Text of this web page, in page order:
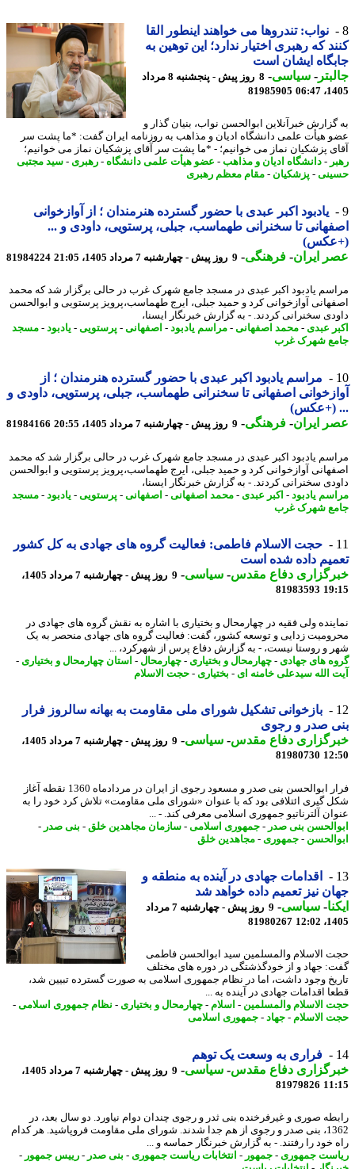
نواب: تندروها می خواهند اینطور القا
که رهبری اختیار ندارد؛ این توهین به
ایشان است
-سیاسی-
8 روز پیش - پنجشنبه 8 مرداد
81985905
خبرآنلاین ابوالحسن نواب، بنیان گذار و
هیأت علمی دانشگاه ادیان و مذاهب به روزنامه ایران گفت: *ما پشت سر
پزشکیان نماز می خوانیم؛ - *ما پشت سر آقای پزشکیان نماز می خوانیم؛
-دانشگاه ادیان و مذاهب -عضو هیأت علمی دانشگاه-رهبری- سید مجتبی
-پزشکیان-مقام معظم رهبری
یادبود اکبر عبدی با حضور گسترده هنرمندان ؛ از آوازخوانی
تا سخنرانی طهماسب، جبلی، پرستویی، داودی و ...
ایران- فرهنگی-9 روز پیش - چهارشنبه 7 مرداد 1405، 21:05 81984224
یادبود اکبر عبدی در مسجد جامع شهرک غرب در حالی برگزار شد که محمد
آوازخوانی کرد و حمید جبلی، ایرج طهماسب،پرویز پرستویی و ابوالحسن
سخنرانی کردند. - به گزارش خبرنگار ایسنا،
عبدی-محمد اصفهانی-مراسم یادبود-اصفهانی-پرستویی-یادبود-مسجد
شهرک غرب
مراسم یادبود اکبر عبدی با حضور گسترده هنرمندان ؛ از
اصفهانی تا سخنرانی طهماسب، جبلی، پرستویی، داودی و
(+عکس)
ایران- فرهنگی-9 روز پیش - چهارشنبه 7 مرداد 1405، 20:55 81984166
یادبود اکبر عبدی در مسجد جامع شهرک غرب در حالی برگزار شد که محمد
آوازخوانی کرد و حمید جبلی، ایرج طهماسب،پرویز پرستویی و ابوالحسن
سخنرانی کردند. - به گزارش خبرنگار ایسنا،
یادبود-اکبر عبدی-محمد اصفهانی-اصفهانی-پرستویی-یادبود-مسجد
شهرک غرب
حجت الاسلام فاطمی: فعالیت گروه های جهادی به کل کشور
داده شده است
دفاع مقدس-سیاسی-
9 روز پیش - چهارشنبه 7 مرداد 1405،
81983593
ولی فقیه در چهارمحال و بختیاری با اشاره به نقش گروه های جهادی در
زدایی و توسعه کشور، گفت: فعالیت گروه های جهادی منحصر به یک
و روستا نیست، - به گزارش دفاع پرس از شهرکرد، ...
های جهادی-چهارمحال و بختیاری- چهارمحال-استان چهارمحال و بختیاری-
الله سیدعلی خامنه ای- بختیاری- حجت الاسلام
بازخوانی تشکیل شورای ملی مقاومت به بهانه سالروز فرار
صدر و رجوی
دفاع مقدس-سیاسی-
9 روز پیش - چهارشنبه 7 مرداد 1405،
81980730
فرار ابوالحسن بنی صدر و مسعود رجوی از ایران در مردادماه 1360 نقطه آغاز
گیری ائتلافی بود که با عنوان «شورای ملی مقاومت» تلاش کرد خود را به
آلترناتیو جمهوری اسلامی معرفی کند. - ...
بنی صدر -جمهوری اسلامی-سازمان مجاهدین خلق -بنی صدر -
-جمهوری- مجاهدین خلق
اقدامات جهادی در آینده به منطقه و
نیز تعمیم داده خواهد شد
-سیاسی-
9 روز پیش - چهارشنبه 7 مرداد
81980267
الاسلام والمسلمین سید ابوالحسن فاطمی
جهاد و از خودگذشتگی در دوره های مختلف
وجود داشت، اما در نظام جمهوری اسلامی به صورت گسترده تبیین شد،
اقدامات جهادی در آینده به ...
الاسلام والمسلمین-اسلام-چهارمحال و بختیاری- نظام جمهوری اسلامی-
الاسلام-جهاد -جمهوری اسلامی
فراری به وسعت یک توهم
دفاع مقدس-سیاسی-
9 روز پیش - چهارشنبه 7 مرداد 1405،
81979826
صوری و غیرفرخنده بنی ثدر و رجوی چندان دوام نیاورد. دو سال بعد، در
1362، بنی صدر و رجوی از هم جدا شدند. شورای ملی مقاومت فروپاشید. هر کدام
خود را رفتند. - به گزارش خبرنگار حماسه و ...
جمهوری- جمهور-انتخابات ریاست جمهوری- بنی صدر -رییس جمهور-